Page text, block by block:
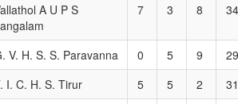
A U P S
7 3 8 34
V. H. S. S. Paravanna 0 5 9
29
I. C. H. S. Tirur 5 5 2
31